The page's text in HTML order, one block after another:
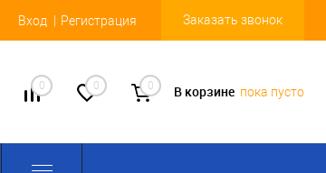
Вход Регистрация Заказать звонок
0 0 0 В корзине пока пусто